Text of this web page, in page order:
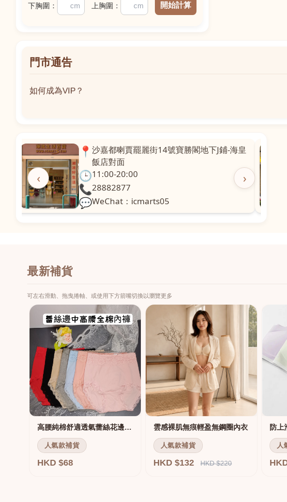
下胸圍： 上胸圍： 開始計算
門市通告
如何成為VIP？
‹ ›
📍澳門啤利喇街121號珍興樓L1舖 粵華廣場對
面
🕒11:00-20:00
📞28331971
💬WeChat：icmarts02
最新補貨
可左右滑動、拖曳捲軸、或使用下方箭嘴切換以瀏覽更多
高腰純棉舒適透氣蕾絲花邊三角褲
人氣款補貨
HKD $68
雲感裸肌無痕輕盈無鋼圈內衣
人氣款補貨
HKD $132 HKD $220
人